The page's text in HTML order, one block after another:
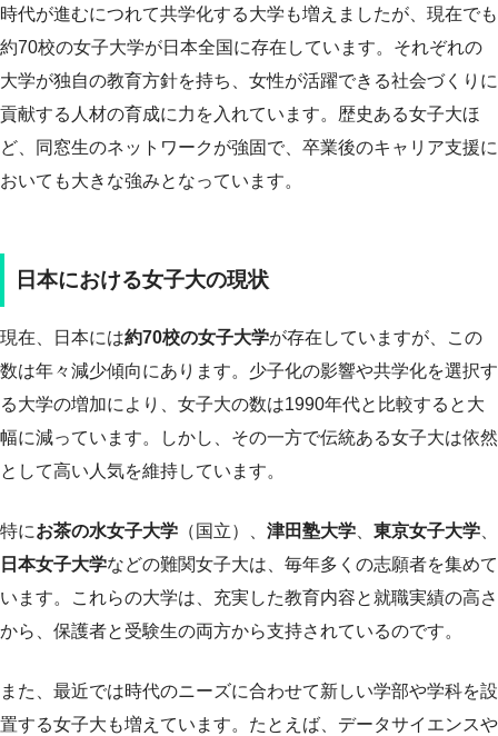
時代が進むにつれて共学化する大学も増えましたが、現在でも
約70校の女子大学が日本全国に存在しています。それぞれの
大学が独自の教育方針を持ち、女性が活躍できる社会づくりに
貢献する人材の育成に力を入れています。歴史ある女子大ほ
ど、同窓生のネットワークが強固で、卒業後のキャリア支援に
おいても大きな強みとなっています。
日本における女子大の現状
現在、日本には約70校の女子大学が存在していますが、この
数は年々減少傾向にあります。少子化の影響や共学化を選択す
る大学の増加により、女子大の数は1990年代と比較すると大
幅に減っています。しかし、その一方で伝統ある女子大は依然
として高い人気を維持しています。
特にお茶の水女子大学 （国立）、 津田塾大学 東京女子大学
日本女子大学などの難関女子大は、毎年多くの志願者を集めて
います。これらの大学は、充実した教育内容と就職実績の高さ
から、保護者と受験生の両方から支持されているのです。
また、最近では時代のニーズに合わせて新しい学部や学科を設
置する女子大も増えています。たとえば、データサイエンスや